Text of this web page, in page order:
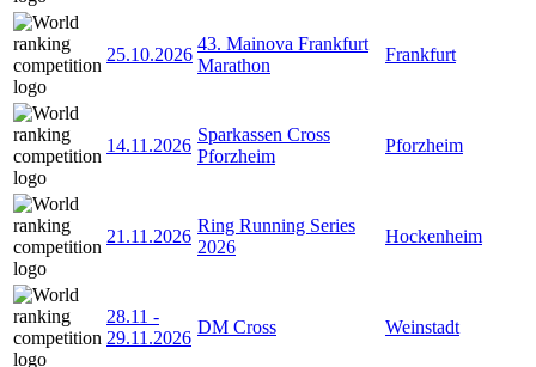
25.10.2026
43. Mainova Frankfurt
Marathon
Frankfurt
14.11.2026
Sparkassen Cross
Pforzheim
Pforzheim
21.11.2026
Ring Running Series
2026
Hockenheim
28.11 -
29.11.2026
DM Cross Weinstadt